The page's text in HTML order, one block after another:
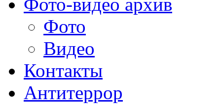
Фото
Видео
Контакты
Антитеррор